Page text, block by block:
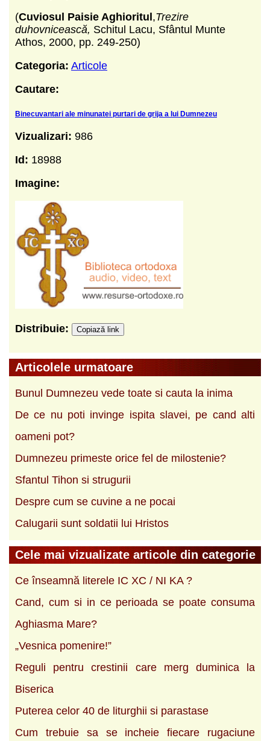
(Cuviosul Paisie Aghioritul,Trezire
duhovnicească, Schitul Lacu, Sfântul Munte
Athos, 2000, pp. 249-250)
Categoria: Articole
Cautare:
Binecuvantari ale minunatei purtari de grija a lui Dumnezeu
Vizualizari: 986
Id: 18988
Imagine:
Distribuie: Copiază link
Articolele urmatoare
Bunul Dumnezeu vede toate si cauta la inima
De ce nu poti invinge ispita slavei, pe cand alti
oameni pot?
Dumnezeu primeste orice fel de milostenie?
Sfantul Tihon si strugurii
Despre cum se cuvine a ne pocai
Calugarii sunt soldatii lui Hristos
Cele mai vizualizate articole din categorie
Ce înseamnă literele IC XC / NI KA ?
Cand, cum si in ce perioada se poate consuma
Aghiasma Mare?
„Vesnica pomenire!”
Reguli pentru crestinii care merg duminica la
Biserica
Puterea celor 40 de liturghii si parastase
Cum trebuie sa se incheie fiecare rugaciune